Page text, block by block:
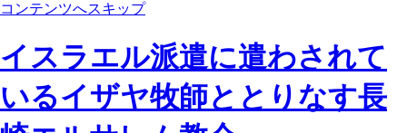
コンテンツへスキップ
イスラエル派遣に遣わされて
いるイザヤ牧師ととりなす長